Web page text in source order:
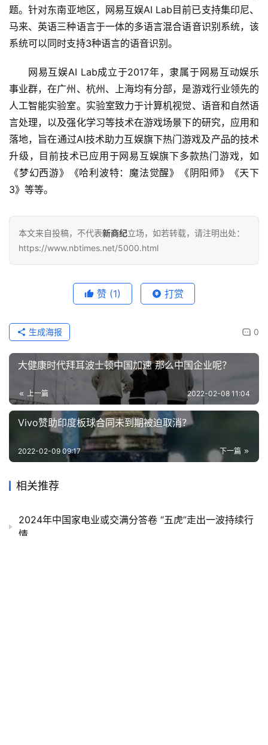
题。针对东南亚地区，网易互娱AI Lab目前已支持集印尼、
马来、英语三种语言于一体的多语言混合语音识别系统，该
系统可以同时支持3种语言的语音识别。
网易互娱AI Lab成立于2017年，隶属于网易互动娱乐
事业群，在广州、杭州、上海均有分部，是游戏行业领先的
人工智能实验室。实验室致力于计算机视觉、语音和自然语
言处理，以及强化学习等技术在游戏场景下的研究，应用和
落地，旨在通过AI技术助力互娱旗下热门游戏及产品的技术
升级，目前技术已应用于网易互娱旗下多款热门游戏，如
《梦幻西游》《哈利波特：魔法觉醒》《阴阳师》《天下
3》等等。
本文来自投稿，不代表新商纪立场，如若转载，请注明出处：
https://www.nbtimes.net/5000.html
赞 (1) 打赏
0
生成海报
大健康时代拜耳波士顿中国加速 那么中国企业呢？
上一篇 2022-02-08 11:04
Vivo赞助印度板球合同未到期被迫取消？
下一篇
2022-02-09 09:17
相关推荐
2024年中国家电业或交满分答卷 “五虎”走出一波持续行
情